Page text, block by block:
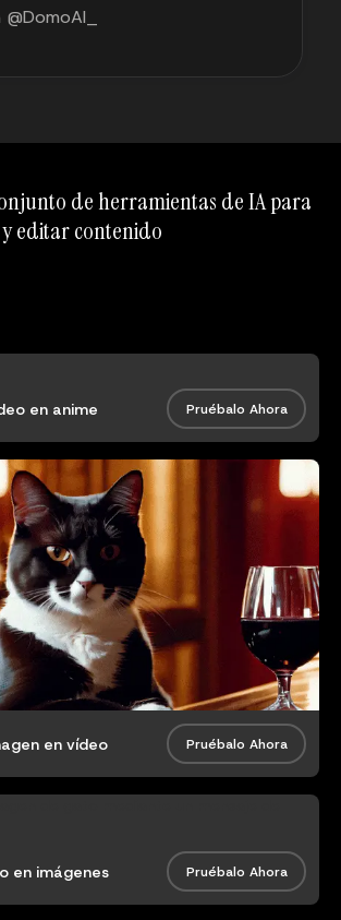
de herramientas de IA para
editar contenido
en anime Pruébalo Ahora
en vídeo Pruébalo Ahora
en imágenes Pruébalo Ahora